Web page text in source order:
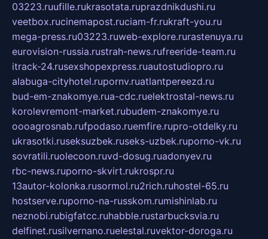
03223.ruufille.rukrasotata.ruprazdnikdushi.ru
veetbox.rucinemapost.ruciam-fr.rukraft-you.ru
mega-press.ru03223.ruweb-explore.rurastenuya.ru
eurovision-russia.rustrah-news.rufreeride-team.ru
itrack-24.rusexshopexpress.ruautostudiopro.ru
alabuga-cityhotel.rupornv.ruatlantpereezd.ru
bud-em-znakomye.rua-cdc.ruelektrostal-news.ru
korolevremont-market.rubudem-znakomye.ru
oooagrosnab.rufpodaso.ruemfire.rupro-otdelky.ru
ukrasotki.ruseksuzbek.ruseks-uzbek.ruporno-vk.ru
sovratili.ruolecoon.ruvd-dosug.ruadonyev.ru
rbc-news.ruporno-skvirt.rukrospr.ru
13autor-kolonka.rusormol.ru2rich.ruhostel-65.ru
hostserve.ruporno-na-russkom.rumishinlab.ru
neznobi.rubigfatcc.ruhabble.rustarbucksvia.ru
delfinet.rusilvernano.ruelestal.ruvektor-doroga.ru